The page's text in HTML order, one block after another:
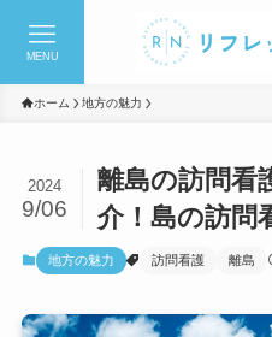
MENU
ホーム 地方の魅力
離島の訪問看
介！島の訪問
2024
9/06
地方の魅力 訪問看護 離島